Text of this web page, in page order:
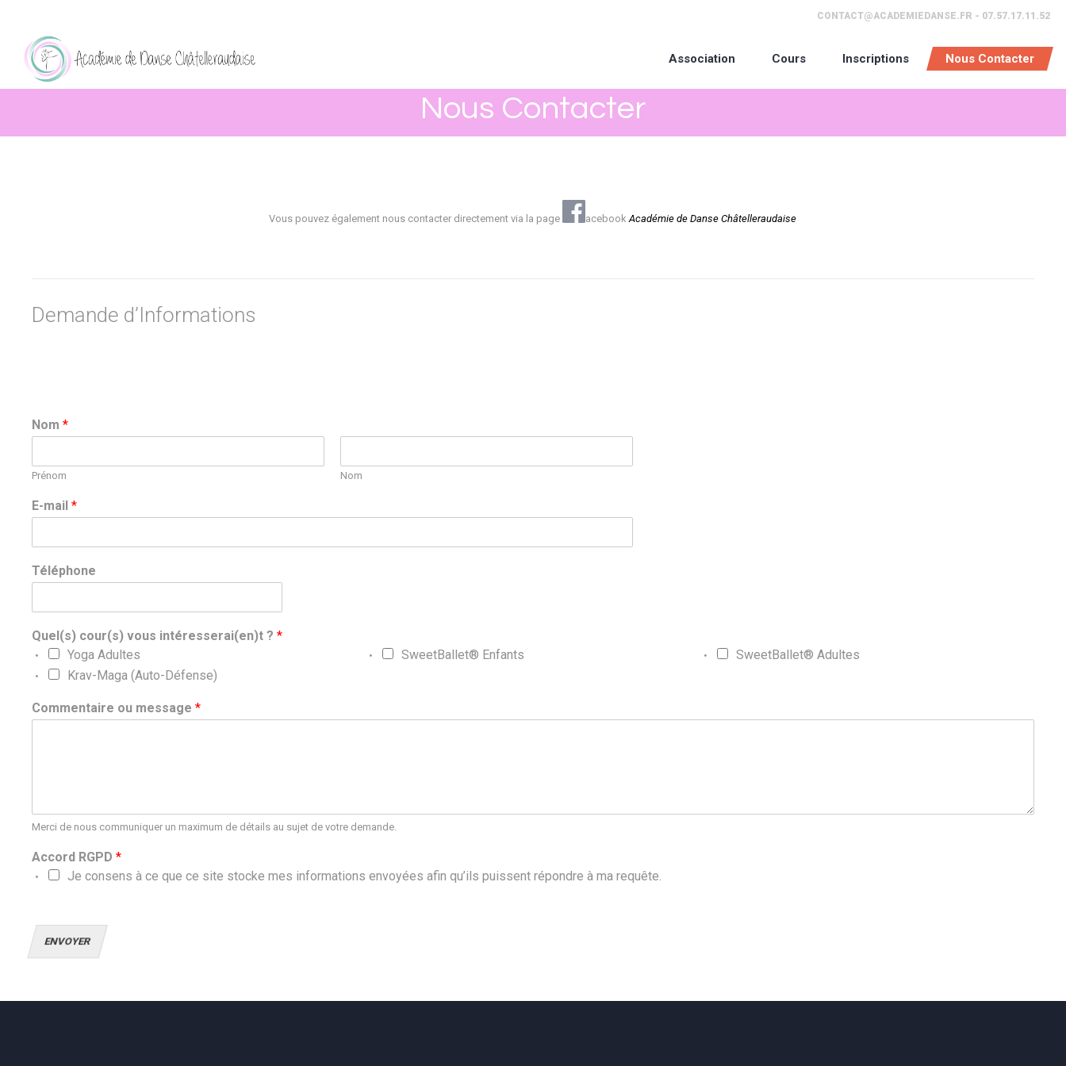
CONTACT@ACADEMIEDANSE.FR - 07.57.17.11.52
Association Cours Inscriptions Nous Contacter
Nous Contacter
Vous pouvez également nous contacter directement via la page acebook Académie de Danse Châtelleraudaise
Demande d’Informations
Nom*
Prénom Nom
E-mail*
Téléphone
Quel(s) cour(s) vous intéresserai(en)t ?*
Yoga Adultes
SweetBallet® Enfants
SweetBallet® Adultes
Krav-Maga (Auto-Défense)
Commentaire ou message*
Merci de nous communiquer un maximum de détails au sujet de votre demande.
Accord RGPD*
Je consens à ce que ce site stocke mes informations envoyées afin qu’ils puissent répondre à ma requête.
ENVOYER